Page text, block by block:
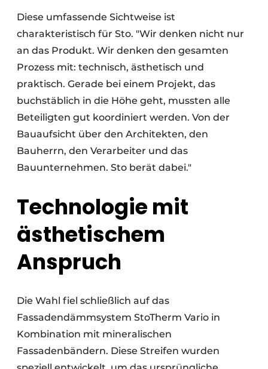
Diese umfassende Sichtweise ist
charakteristisch für Sto. "Wir denken nicht nur
an das Produkt. Wir denken den gesamten
Prozess mit: technisch, ästhetisch und
praktisch. Gerade bei einem Projekt, das
buchstäblich in die Höhe geht, mussten alle
Beteiligten gut koordiniert werden. Von der
Bauaufsicht über den Architekten, den
Bauherrn, den Verarbeiter und das
Bauunternehmen. Sto berät dabei."
Technologie mit
ästhetischem
Anspruch
Die Wahl fiel schließlich auf das
Fassadendämmsystem StoTherm Vario in
Kombination mit mineralischen
Fassadenbändern. Diese Streifen wurden